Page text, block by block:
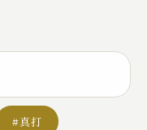
#真打